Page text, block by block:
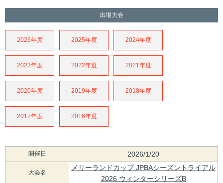
出場大会
2026年度 2025年度 2024年度
2023年度 2022年度 2021年度
2020年度 2019年度 2018年度
2017年度 2016年度
開催日 2026/1/20
大会名
メリーランドカップ JPBAシーズントライアル
2026 ウィンターシリーズB